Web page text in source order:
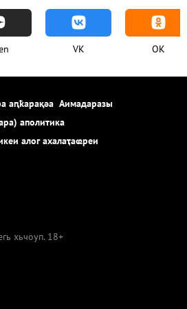
VK OK
аԥҟарақәа Аимадаразы
аполитика
алог ахалаҭаҩреи
хьчоуп. 18+